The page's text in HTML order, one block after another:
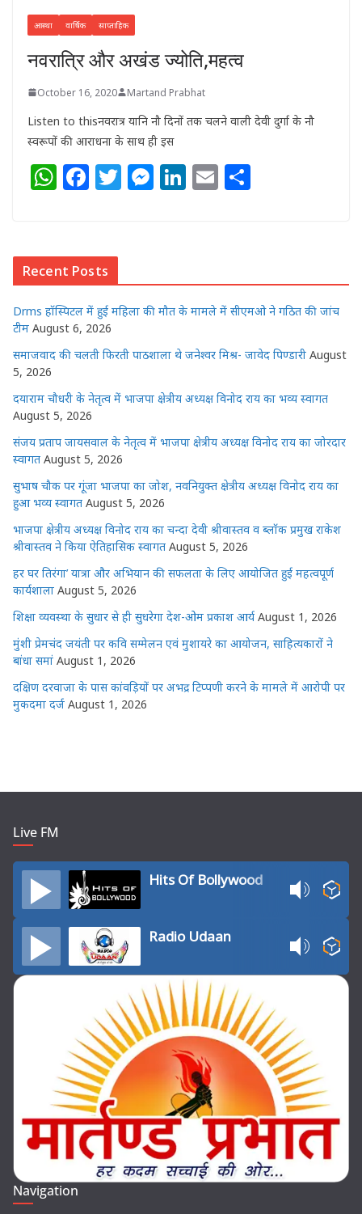
आस्था वार्षिक साप्ताहिक
नवरात्रि और अखंड ज्योति,महत्व
October 16, 2020 Martand Prabhat
Listen to thisनवरात्र यानि नौ दिनों तक चलने वाली देवी दुर्गा के नौ
स्वरूपों की आराधना के साथ ही इस
W
s
A
p
p
F
e
b
o
o
k
T
r
M
n
g
r
Li
dI
n
E
Recent Posts
Drms हॉस्पिटल में हुई महिला की मौत के मामले में सीएमओ ने गठित की जांच
टीम August 6, 2026
समाजवाद की चलती फिरती पाठशाला थे जनेश्वर मिश्र- जावेद पिण्डारी August
5, 2026
दयाराम चौधरी के नेतृत्व में भाजपा क्षेत्रीय अध्यक्ष विनोद राय का भव्य स्वागत
August 5, 2026
संजय प्रताप जायसवाल के नेतृत्व में भाजपा क्षेत्रीय अध्यक्ष विनोद राय का जोरदार
स्वागत August 5, 2026
सुभाष चौक पर गूंजा भाजपा का जोश, नवनियुक्त क्षेत्रीय अध्यक्ष विनोद राय का
हुआ भव्य स्वागत August 5, 2026
भाजपा क्षेत्रीय अध्यक्ष विनोद राय का चन्दा देवी श्रीवास्तव व ब्लॉक प्रमुख राकेश
श्रीवास्तव ने किया ऐतिहासिक स्वागत August 5, 2026
हर घर तिरंगा’ यात्रा और अभियान की सफलता के लिए आयोजित हुई महत्वपूर्ण
कार्यशाला August 5, 2026
शिक्षा व्यवस्था के सुधार से ही सुधरेगा देश-ओम प्रकाश आर्य August 1, 2026
मुंशी प्रेमचंद जयंती पर कवि सम्मेलन एवं मुशायरे का आयोजन, साहित्यकारों ने
बांधा समां August 1, 2026
दक्षिण दरवाजा के पास कांवड़ियों पर अभद्र टिप्पणी करने के मामले में आरोपी पर
मुकदमा दर्ज August 1, 2026
Live FM
Hits Of Bollywood
Radio Udaan
Navigation